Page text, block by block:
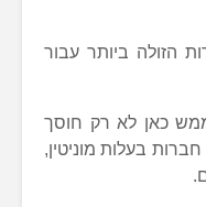
הזולה ביותר עבור
כאן לא רק חוסך
בעלות מוניטין,